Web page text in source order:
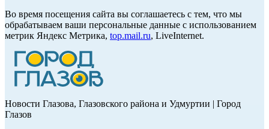
Во время посещения сайта вы соглашаетесь с тем, что мы
обрабатываем ваши персональные данные с использованием
метрик Яндекс Метрика, top.mail.ru, LiveInternet.
Новости Глазова, Глазовского района и Удмуртии | Город
Глазов